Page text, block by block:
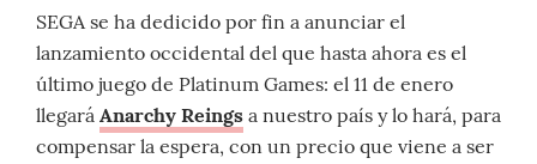
SEGA se ha dedicido por fin a anunciar el
lanzamiento occidental del que hasta ahora es el
último juego de Platinum Games: el 11 de enero
llegará Anarchy Reings a nuestro país y lo hará, para
compensar la espera, con un precio que viene a ser